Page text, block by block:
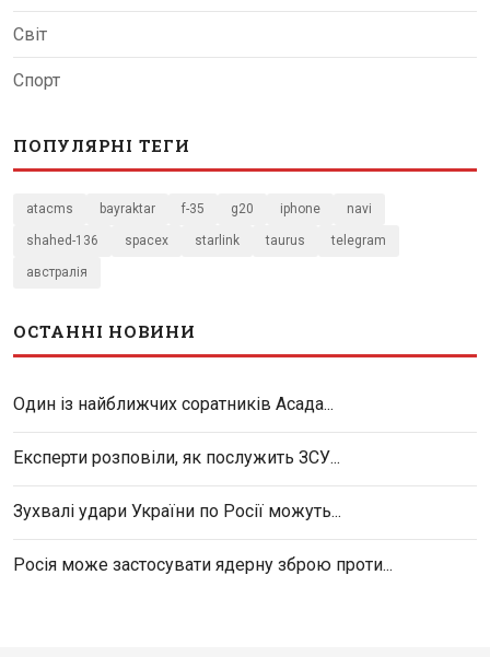
Світ
Спорт
ПОПУЛЯРНІ ТЕГИ
atacms bayraktar f-35 g20 iphone navi
shahed-136 spacex starlink taurus telegram
австралія
ОСТАННІ НОВИНИ
Один із найближчих соратників Асада...
Експерти розповіли, як послужить ЗСУ...
Зухвалі удари України по Росії можуть...
Росія може застосувати ядерну зброю проти...